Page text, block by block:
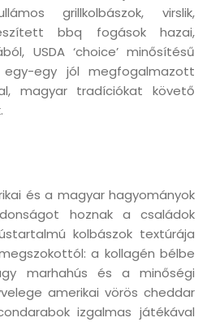
grillkolbászok, virslik,
bbq fogások hazai,
USDA ‘choice’ minősítésű
egy-egy jól megfogalmazott
magyar tradíciókat követő
és a magyar hagyományok
hoznak a családok
kolbászok textúrája
a kollagén bélbe
marhahús és a minőségi
amerikai vörös cheddar
izgalmas játékával